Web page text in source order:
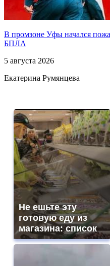
В промзоне Уфы начался
БПЛА
5 августа 2026
Екатерина Румянцева
Не ешьте эту
готовую еду из
магазина: список